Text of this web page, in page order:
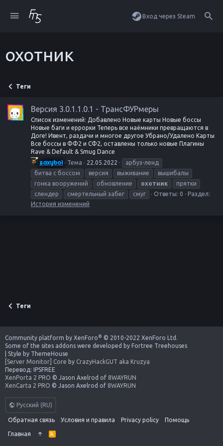
Вход через Steam
охотник
Теги
Версия 3.0.1.1.0.1 - ТрансФУРмеры
Список изменений: Добавлено Новые карты Новые боссы
Новые баги и еррорки Теперь все наёмники превращаются в
Доге! Ивент, раздачи и многое другое Убрано/Удалено Карты
Все боссы в ФФ2 и СФ2, оставлены только новые Плагины
Rave & Default & Smug Dance
saxyboi Тема 22.05.2022
арбуз-ленд
битва с боссом
версия выживание
вышибалы
гонка вооружений
обновление охотник
прятки
слендер
смертельный забег смуг Ответы: 0
Раздел:
История изменений
Теги
Русский (RU)
Обратная связь Условия и правила Privacy policy Помощь
Главная
R
Community platform by XenForo ® © 2010-2022 XenForo Ltd.
Some of the sites addons were developed by Fortree Treehouses
Style by ThemeHouse
[Server Monitor] Core by CrazyHackGUT aka Kruzya
Перевод: IPSFREE
XenPorta 2 PRO © Jason Axelrod of 8WAYRUN
XenCarta 2 PRO © Jason Axelrod of 8WAYRUN